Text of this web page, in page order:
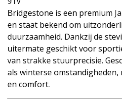
Bridgestone is een premium
en staat bekend om
duurzaamheid. Dankzij de
uitermate geschikt voor
van strakke stuurprecisie.
als winterse omstandigheden,
en comfort.